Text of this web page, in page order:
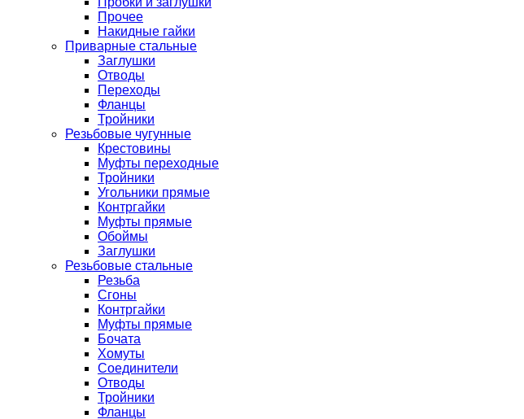
Прочее
Накидные гайки
Приварные стальные
Заглушки
Отводы
Переходы
Фланцы
Тройники
Резьбовые чугунные
Крестовины
Муфты переходные
Тройники
Угольники прямые
Контргайки
Муфты прямые
Обоймы
Заглушки
Резьбовые стальные
Резьба
Сгоны
Контргайки
Муфты прямые
Бочата
Хомуты
Соединители
Отводы
Тройники
Фланцы